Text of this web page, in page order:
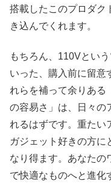
搭載したこのプロダク
き込んでくれます。
もちろん、110Vとい
いった、購入前に留意
れらを補って余りある
の容易さ」は、日々の
れるはずです。重たい
ガジェット好きの方に
なり得ます。あなたの
で快適なものへと進化